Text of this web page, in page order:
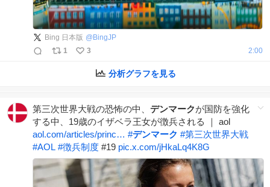
Bing 日本版 @ BingJP
1
3 2:00
分析グラフを見る
第三次世界大戦の恐怖の中、 デンマークが国防を強化
する中、19歳のイザベラ王女が徴兵される ｜ aol
aol.com/articles/princ… #デンマーク #第三次世界大戦
#AOL #徴兵制度 #19 pic.x.com/jHkaLq4K8G